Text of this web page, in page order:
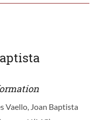
Vaello, Joan Baptista